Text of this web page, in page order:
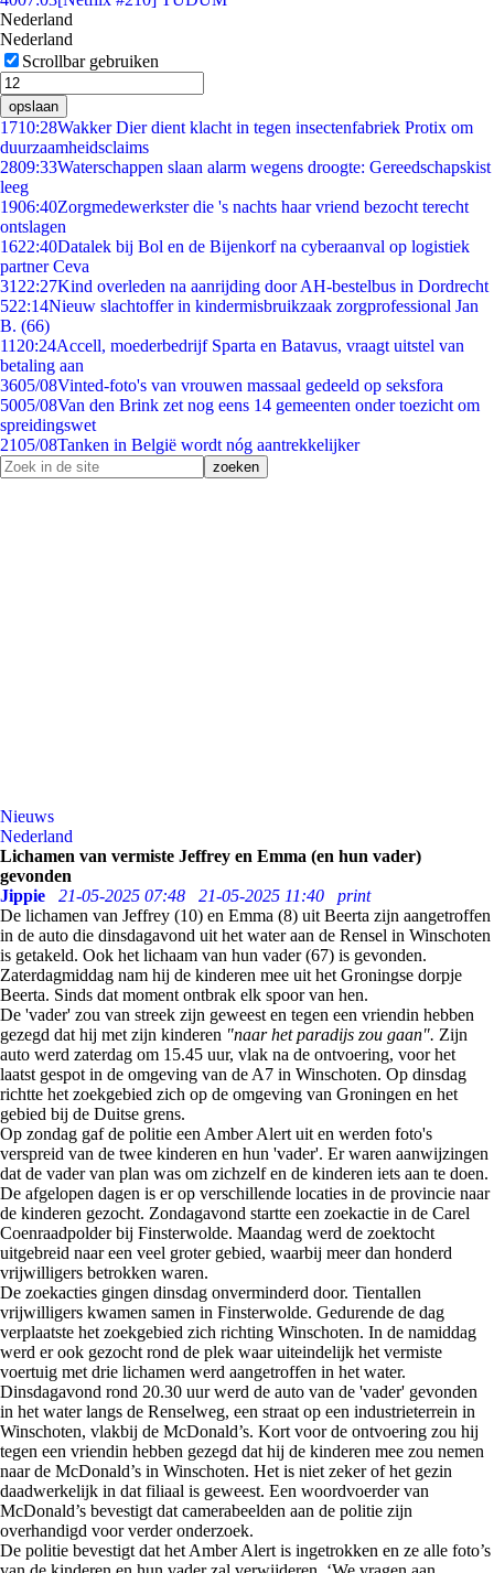
Nederland
Nederland
Scrollbar gebruiken
opslaan
1710:28Wakker Dier dient klacht in tegen insectenfabriek Protix om
duurzaamheidsclaims
2809:33Waterschappen slaan alarm wegens droogte: Gereedschapskist
leeg
1906:40Zorgmedewerkster die 's nachts haar vriend bezocht terecht
ontslagen
1622:40Datalek bij Bol en de Bijenkorf na cyberaanval op logistiek
partner Ceva
31 22:27Kind overleden na aanrijding door AH-bestelbus in Dordrecht
522:14Nieuw slachtoffer in kindermisbruikzaak zorgprofessional Jan
B. (66)
11 20:24Accell, moederbedrijf Sparta en Batavus, vraagt uitstel van
betaling aan
3605/08Vinted-foto's van vrouwen massaal gedeeld op seksfora
5005/08Van den Brink zet nog eens 14 gemeenten onder toezicht om
spreidingswet
2105/08Tanken in België wordt nóg aantrekkelijker
Nieuws
Nederland
Lichamen van vermiste Jeffrey en Emma (en hun vader)
gevonden
Jippie
21-05-2025 07:48 21-05-2025 11:40
print
De lichamen van Jeffrey (10) en Emma (8) uit Beerta zijn aangetroffen
in de auto die dinsdagavond uit het water aan de Rensel in Winschoten
is getakeld. Ook het lichaam van hun vader (67) is gevonden.
Zaterdagmiddag nam hij de kinderen mee uit het Groningse dorpje
Beerta. Sinds dat moment ontbrak elk spoor van hen.
De 'vader' zou van streek zijn geweest en tegen een vriendin hebben
gezegd dat hij met zijn kinderen "naar het paradijs zou gaan". Zijn
auto werd zaterdag om 15.45 uur, vlak na de ontvoering, voor het
laatst gespot in de omgeving van de A7 in Winschoten. Op dinsdag
richtte het zoekgebied zich op de omgeving van Groningen en het
gebied bij de Duitse grens.
Op zondag gaf de politie een Amber Alert uit en werden foto's
verspreid van de twee kinderen en hun 'vader'. Er waren aanwijzingen
dat de vader van plan was om zichzelf en de kinderen iets aan te doen.
De afgelopen dagen is er op verschillende locaties in de provincie naar
de kinderen gezocht. Zondagavond startte een zoekactie in de Carel
Coenraadpolder bij Finsterwolde. Maandag werd de zoektocht
uitgebreid naar een veel groter gebied, waarbij meer dan honderd
vrijwilligers betrokken waren.
De zoekacties gingen dinsdag onverminderd door. Tientallen
vrijwilligers kwamen samen in Finsterwolde. Gedurende de dag
verplaatste het zoekgebied zich richting Winschoten. In de namiddag
werd er ook gezocht rond de plek waar uiteindelijk het vermiste
voertuig met drie lichamen werd aangetroffen in het water.
Dinsdagavond rond 20.30 uur werd de auto van de 'vader' gevonden
in het water langs de Renselweg, een straat op een industrieterrein in
Winschoten, vlakbij de McDonald’s. Kort voor de ontvoering zou hij
tegen een vriendin hebben gezegd dat hij de kinderen mee zou nemen
naar de McDonald’s in Winschoten. Het is niet zeker of het gezin
daadwerkelijk in dat filiaal is geweest. Een woordvoerder van
McDonald’s bevestigt dat camerabeelden aan de politie zijn
overhandigd voor verder onderzoek.
De politie bevestigt dat het Amber Alert is ingetrokken en ze alle foto’s